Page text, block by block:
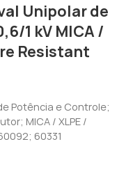
Unipolar de
1 kV MICA /
Resistant
Potência e Controle;
MICA / XLPE /
60331